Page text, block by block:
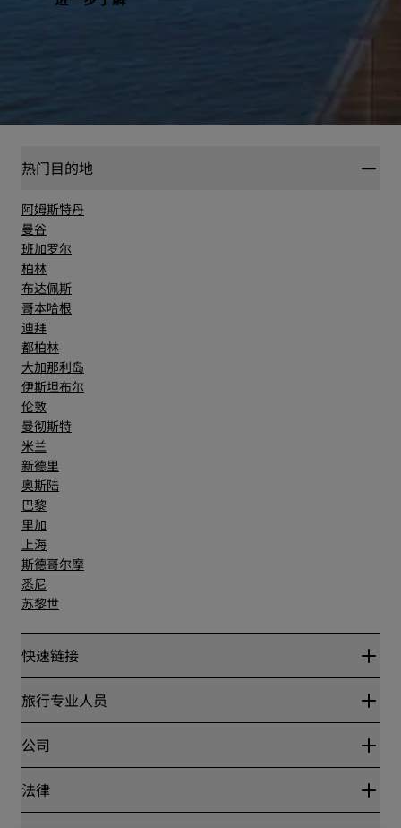
热门目的地
阿姆斯特丹
曼谷
班加罗尔
柏林
布达佩斯
哥本哈根
迪拜
都柏林
大加那利岛
伊斯坦布尔
伦敦
曼彻斯特
米兰
新德里
奥斯陆
巴黎
里加
上海
斯德哥尔摩
悉尼
苏黎世
快速链接
丽赏会
Blog
目的地
丽笙酒店集团APP
体育认证酒店
旅行专业人员
合作伙伴
公司
丽笙酒店集团
法律